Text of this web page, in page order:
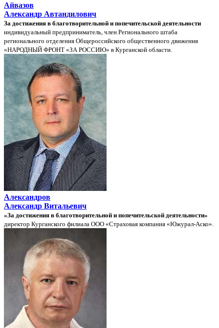
Айвазов
Александр Автандилович
За достижения в благотворительной и попечительской деятельности
индивидуальный предприниматель, член Регионального штаба
регионального отделения Общероссийского общественного движения
«НАРОДНЫЙ ФРОНТ «ЗА РОССИЮ» в Курганской области.
Александров
Александр Витальевич
«За достижения в благотворительной и попечительской деятельности»
директор Курганского филиала ООО «Страховая компания «Южурал-Аско».